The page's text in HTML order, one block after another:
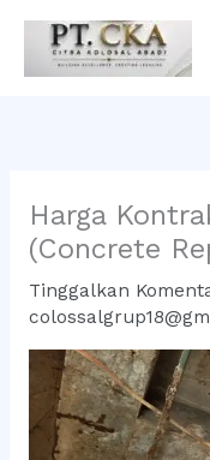
konten
Harga
(Concrete
Tinggalkan